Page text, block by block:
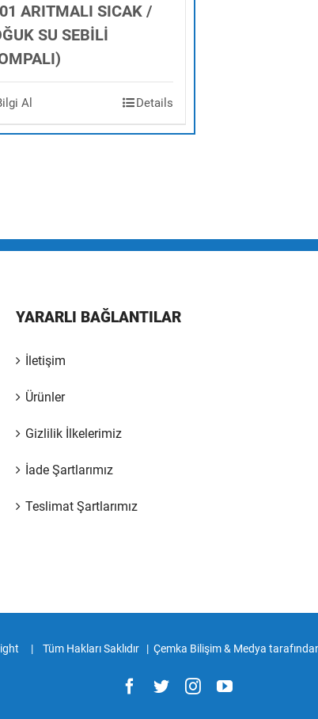
ARITMALI SICAK /
SU SEBİLİ
Al Details
YARARLI BAĞLANTILAR
İletişim
Ürünler
Gizlilik İlkelerimiz
İade Şartlarımız
Teslimat Şartlarımız
| Tüm Hakları Saklıdır | Çemka Bilişim & Medya
Facebook
TwitterInstagramYouTube